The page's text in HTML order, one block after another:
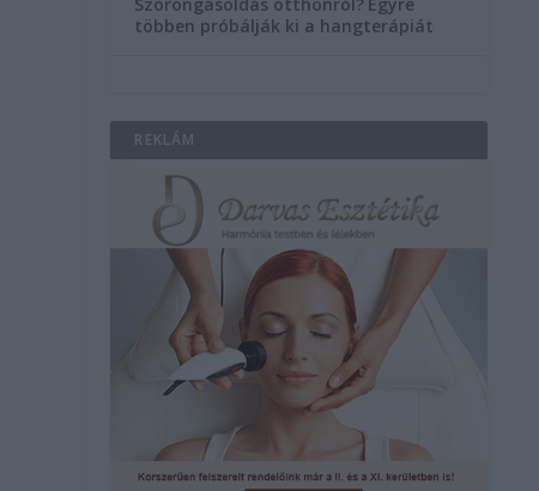
többen próbálják ki a hangterápiát
REKLÁM